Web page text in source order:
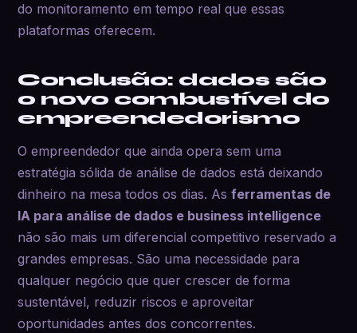
do monitoramento em tempo real que essas
plataformas oferecem.
Conclusão: dados são
o novo combustível do
empreendedorismo
O empreendedor que ainda opera sem uma
estratégia sólida de análise de dados está deixando
dinheiro na mesa todos os dias. Asferramentas de
IA para análise de dados e business intelligence
não são mais um diferencial competitivo reservado a
grandes empresas. São uma necessidade para
qualquer negócio que quer crescer de forma
sustentável, reduzir riscos e aproveitar
oportunidades antes dos concorrentes.